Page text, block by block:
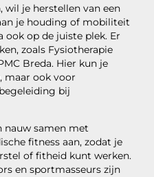
wil je herstellen van een
je houding of mobiliteit
ook op de juiste plek. Er
zoals Fysiotherapie
Breda. Hier kun je
maar ook voor
bij
nauw samen met
fitness aan, zodat je
of fitheid kunt werken.
en sportmasseurs zijn